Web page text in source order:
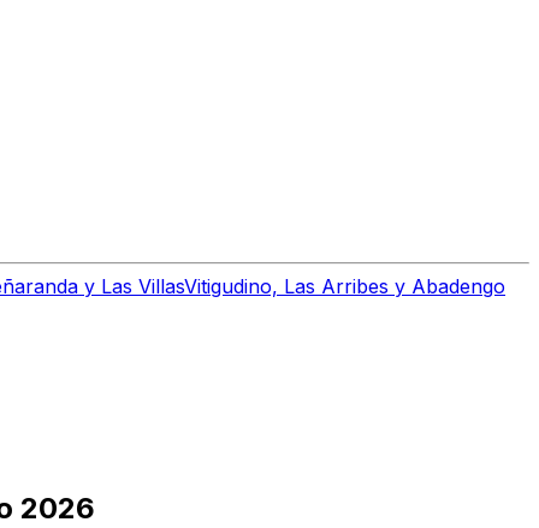
y Las VillasVitigudino, Las Arribes y Abadengo
2026